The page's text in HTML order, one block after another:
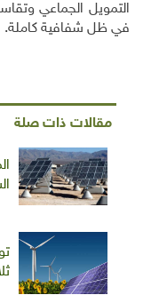
التمويل الجماعي
في ظل شفافية كاملة.
مقالات ذات صلة